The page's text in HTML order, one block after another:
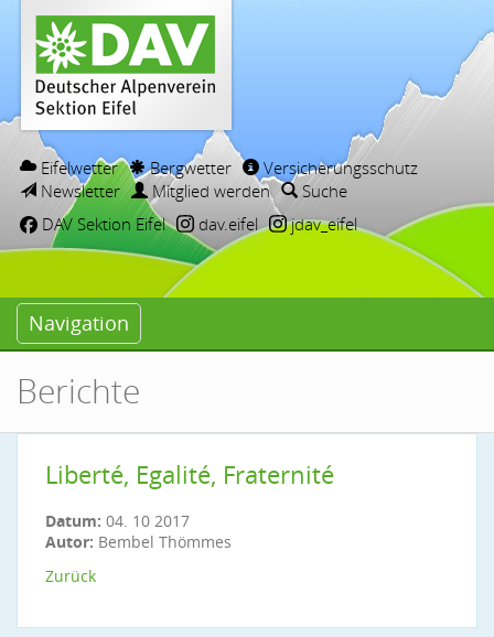
Eifelwetter Bergwetter
Versicherungsschutz
Newsletter
Mitglied werden
Suche
DAV Sektion Eifel
dav.eifel jdav_eifel
Navigation
Berichte
Liberté, Egalité, Fraternité
Datum: 04. 10 2017
Autor: Bembel Thömmes
Zurück